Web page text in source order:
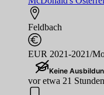
Feldbach
EUR 2021-2021/
Keine
vor etwa 21 Stunden